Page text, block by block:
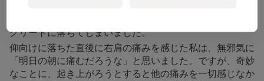
クリートに落ちてしまいました。
仰向けに落ちた直後に右肩の痛みを感じた私は、無邪気に
「明日の朝に痛むだろうな」と思いました。ですが、奇妙
なことに、起き上がろうとすると他の痛みを一切感じなか